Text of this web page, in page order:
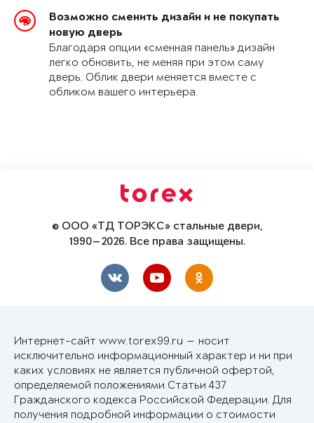
Возможно сменить дизайн и не покупать
новую дверь
Благодаря опции «сменная панель» дизайн
легко обновить, не меняя при этом саму
дверь. Облик двери меняется вместе с
обликом вашего интерьера.
© ООО «ТД ТОРЭКС» стальные двери,
1990—2026. Все права защищены.
Интернет-сайт www.torex99.ru — носит
исключительно информационный характер и ни при
каких условиях не является публичной офертой,
определяемой положениями Статьи 437
Гражданского кодекса Российской Федерации. Для
получения подробной информации о стоимости